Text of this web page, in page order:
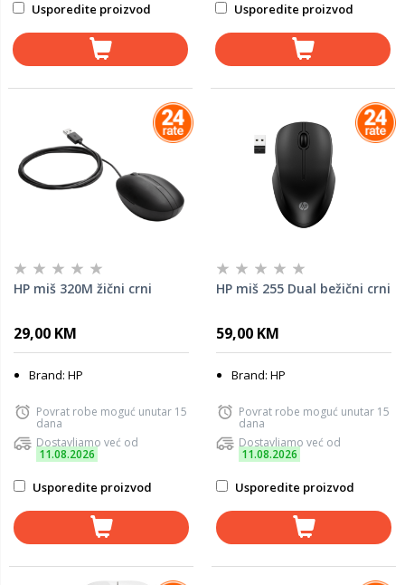
Usporedite proizvod Usporedite proizvod
HP miš 320M žični crni
29,00 KM
Brand: HP
Povrat robe moguć unutar 15
dana
Dostavljamo već od
11.08.2026
Usporedite proizvod
HP miš 255 Dual bežični crni
59,00 KM
Brand: HP
Povrat robe moguć unutar 15
dana
Dostavljamo već od
11.08.2026
Usporedite proizvod